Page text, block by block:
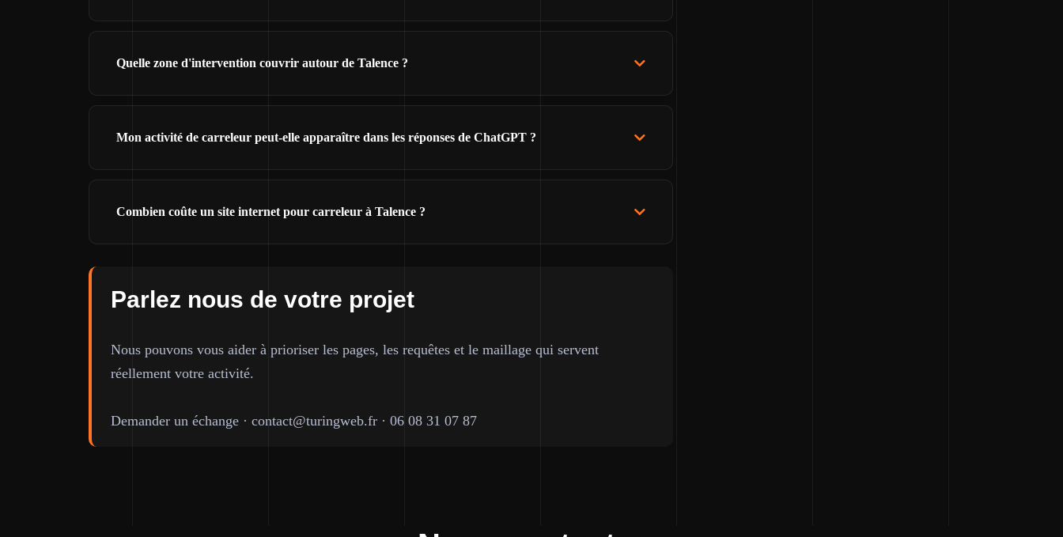
Quelle zone d'intervention couvrir autour de Talence ?
Mon activité de carreleur peut-elle apparaître dans les réponses de ChatGPT ?
Combien coûte un site internet pour carreleur à Talence ?
Parlez nous de votre projet
Nous pouvons vous aider à prioriser les pages, les requêtes et le maillage qui servent
réellement votre activité.
Demander un échange · contact@turingweb.fr · 06 08 31 07 87